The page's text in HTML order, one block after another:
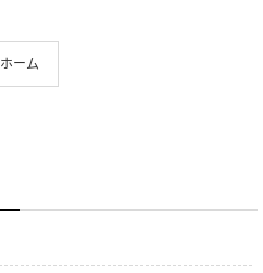
ホーム